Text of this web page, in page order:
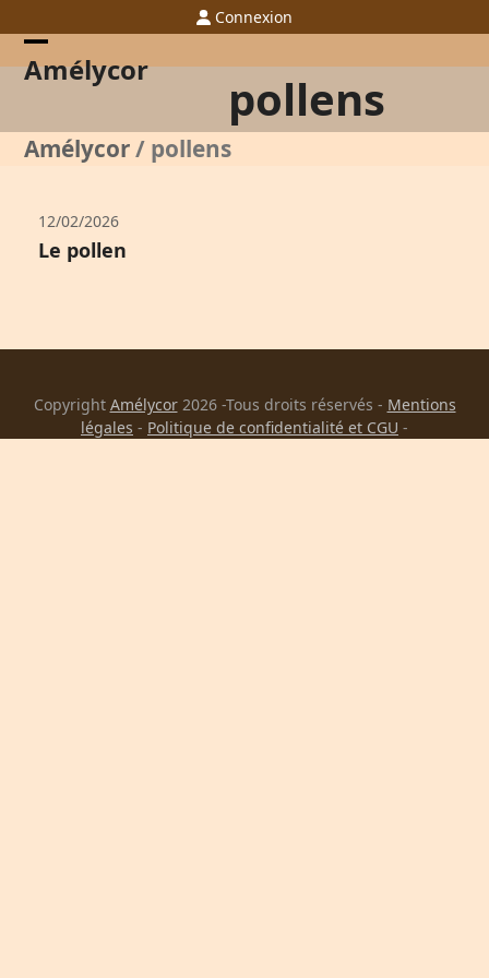
to
content
Connexion
Amélycor
Open
menu
Close
menu
pollens
Amélycor/ pollens
12/02/2026
Le pollen
Copyright Amélycor2026 -Tous droits réservés - Mentions
légales - Politique de confidentialité et CGU -